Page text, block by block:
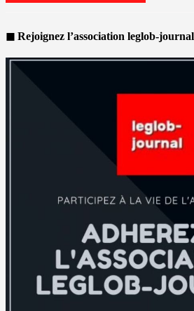
◼ Rejoignez l’association leglob-